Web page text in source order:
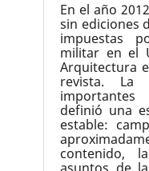
En el año
sin ediciones
impuestas
militar en el
Arquitectura
revista. La
definió una
estable:
contenido,